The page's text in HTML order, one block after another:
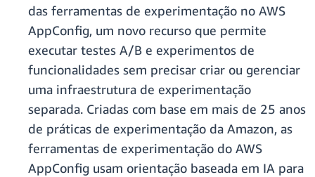
das ferramentas de experimentação no AWS
AppConfig, um novo recurso que permite
executar testes A/B e experimentos de
funcionalidades sem precisar criar ou gerenciar
uma infraestrutura de experimentação
separada. Criadas com base em mais de 25 anos
de práticas de experimentação da Amazon, as
ferramentas de experimentação do AWS
AppConfig usam orientação baseada em IA para